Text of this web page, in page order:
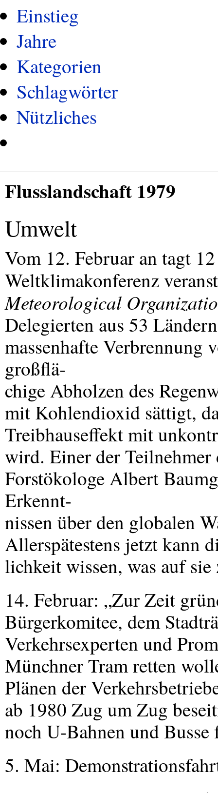
Einstieg
Jahre
Kategorien
Schlagwörter
Nützliches
Flusslandschaft 1979
Umwelt
Vom 12. Februar an tagt
Weltklimakonferenz
Meteorological
Delegierten aus 53
massenhafte Verbrennung
großflä-
chige Abholzen des
mit Kohlendioxid sättigt,
Treibhauseffekt mit
wird. Einer der
Forstökologe Albert
Erkennt-
nissen über den globalen
Allerspätestens jetzt kann
lichkeit wissen, was auf
14. Februar: „Zur Zeit
Bürgerkomitee, dem
Verkehrsexperten und
Münchner Tram retten
Plänen der
ab 1980 Zug um Zug
noch U-Bahnen und Busse
5. Mai: